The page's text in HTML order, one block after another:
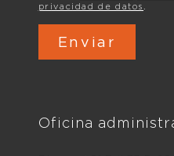
privacidad de datos
Oficina